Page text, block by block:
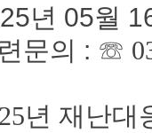
05월 16
의 : ☏
년 재난대